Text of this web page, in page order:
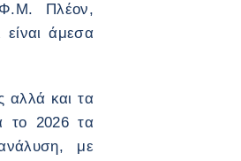
Πλέον,
άμεσα
αλλά και τα
το 2026 τα
με